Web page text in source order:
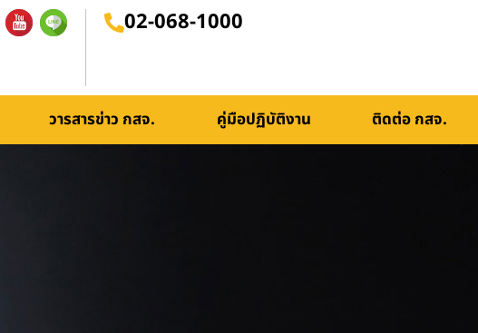
02-068-1000
วารสารข่าว กสจ. คู่มือปฏิบัติงาน ติดต่อ กสจ.